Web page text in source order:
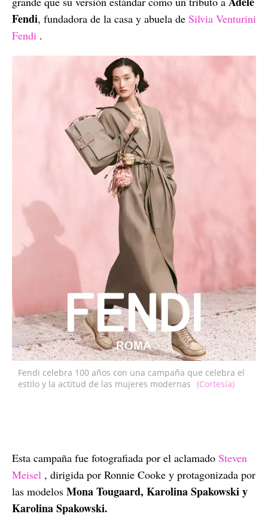
Fendi, fundadora de la casa y abuela de Silvia Venturini
Fendi .
Fendi celebra 100 años con una campaña que celebra el
estilo y la actitud de las mujeres modernas (Cortesía)
Esta campaña fue fotografiada por el aclamado Steven
Meisel , dirigida por Ronnie Cooke y protagonizada por
las modelos Mona Tougaard, Karolina Spakowski y
Karolina Spakowski.